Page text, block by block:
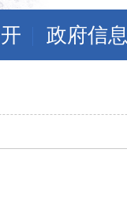
政府信